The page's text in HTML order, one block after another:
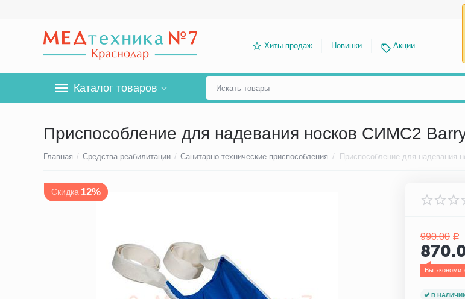
Хиты продаж Новинки Акции
Каталог товаров
Приспособление для надевания носков СИМС2
Главная / Средства реабилитации / Санитарно-технические приспособления /
Скидка 12%
990.00 Р
Вы
В